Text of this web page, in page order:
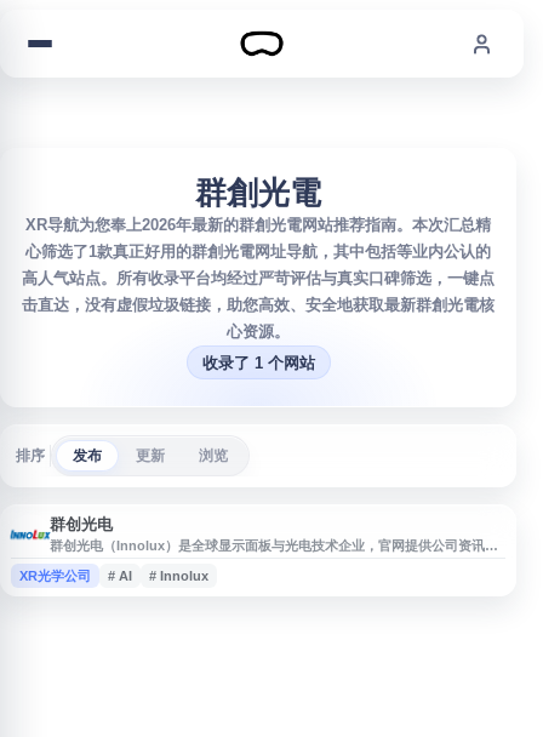
群創光電
XR导航为您奉上2026年最新的群創光電网站推荐指南。本次汇总精
心筛选了1款真正好用的群創光電网址导航，其中包括等业内公认的
高人气站点。所有收录平台均经过严苛评估与真实口碑筛选，一键点
击直达，没有虚假垃圾链接，助您高效、安全地获取最新群創光電核
心资源。
收录了 1 个网站
排序 发布 更新 浏览
群创光电
群创光电（Innolux）是全球显示面板与光电技术企业，官网提供公司资讯、
产品技术、应用领域与永续发展内容。其业务涵盖TFT LCD、OLED、
MiniLED、MicroLED、车载显示、智慧医疗、拼接显示器、电竞显示与可挠
XR光学公司 # AI # Innolux